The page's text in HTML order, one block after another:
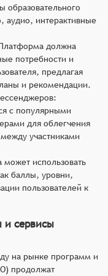
образовательного
аудио, интерактивные
должна
потребности и
предлагая
и рекомендации.
с популярными
для облегчения
участниками
использовать
баллы, уровни,
пользователей к
и сервисы
на рынке программ и
продолжат